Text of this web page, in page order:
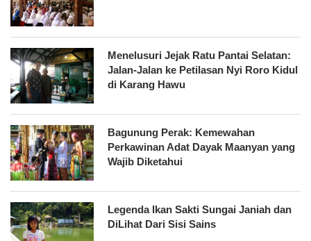
Menelusuri Jejak Ratu Pantai Selatan:
Jalan-Jalan ke Petilasan Nyi Roro Kidul
di Karang Hawu
Bagunung Perak: Kemewahan
Perkawinan Adat Dayak Maanyan yang
Wajib Diketahui
Legenda Ikan Sakti Sungai Janiah dan
DiLihat Dari Sisi Sains